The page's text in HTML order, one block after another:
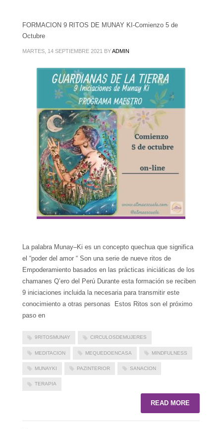
FORMACION 9 RITOS DE MUNAY KI-Comienzo 5 de
Octubre
MARTES, 14 SEPTIEMBRE 2021 BYADMIN
La palabra Munay–Ki es un concepto quechua que significa
el “poder del amor “ Son una serie de nueve ritos de
Empoderamiento basados ​​en las prácticas iniciáticas de los
chamanes Q’ero del Perú Durante esta formación se reciben
9 iniciaciones incluida la necesaria para transmitir este
conocimiento a otras personas Estos Ritos son el próximo
paso en
9RITOSMUNAY CIRCULOSDEMUJERES
MEDITACION MEQUEDOENCASA MINDFULNESS
MUNAYKI PAZINTERIOR SANACION
TERAPIA
READ MORE